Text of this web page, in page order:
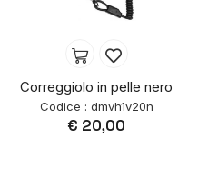
Correggiolo in pelle nero
Codice : dmvh1v20n
€ 20,00